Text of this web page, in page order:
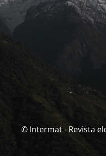
© Intermat - Revista